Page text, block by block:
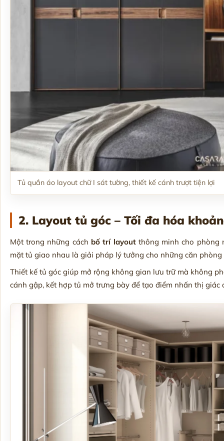
Tủ quần áo layout chữ I sát tường, thiết kế cánh trượt tiện lợi
2. Layout tủ góc – Tối đa hóa
Một trong những cách bố trí layoutthông minh cho phòng
mặt tủ giao nhau là giải pháp lý tưởng cho những căn phòng
Thiết kế tủ góc giúp mở rộng không gian lưu trữ mà không
cánh gập, kết hợp tủ mở trưng bày để tạo điểm nhấn thị giác